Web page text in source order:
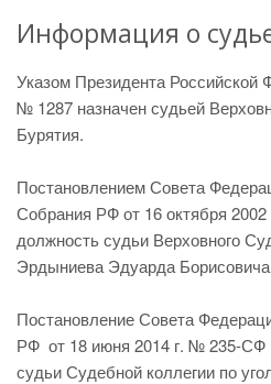
Информация о
Указом Президента Российской
№ 1287 назначен судьей
Бурятия.
Постановлением Совета
Собрания РФ от 16 октября
должность судьи Верховного
Эрдыниева Эдуарда
Постановление Совета
РФ от 18 июня 2014 г. № 235-СФ
судьи Судебной коллегии по